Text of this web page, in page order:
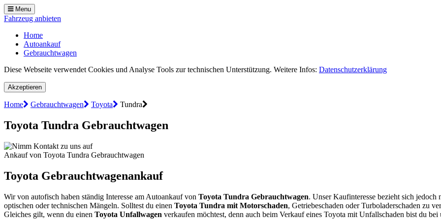
Menu
Fahrzeug anbieten
Home
Autoankauf
Gebrauchtwagen
Diese Webseite verwendet Cookies und Analyse Tools zur technischen Unterstützung. Weitere Infos: Datenschutzerklärung
Akzeptieren
Home Gebrauchtwagen Toyota Tundra
Toyota Tundra Gebrauchtwagen
Ankauf von Toyota Tundra Gebrauchtwagen
Toyota Gebrauchtwagenankauf
Wir von autofisch haben ständig Interesse am Autoankauf von Toyota Tundra Gebrauchtwagen. Unser Kaufinteresse bezieht sich
optischen oder technischen Mängeln. Solltest du einen Toyota Tundra mit Motorschaden, Getriebeschaden oder Turboladerschaden zu
Gleiches gilt, wenn du einen Toyota Unfallwagen verkaufen möchtest, denn auch beim Verkauf eines Toyota mit Unfallschaden bist du bei